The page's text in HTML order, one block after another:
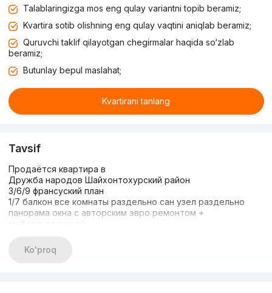
Talablaringizga mos eng qulay variantni topib beramiz;
Kvartira sotib olishning eng qulay vaqtini aniqlab beramiz;
Quruvchi taklif qilayotgan chegirmalar haqida so‘zlab
beramiz;
Butunlay bepul maslahat;
Kvartirani tanlang
Tavsif
Продаётся квартира в
Дружба народов Шайхонтохурский район
3/6/9 франсуский план
1/7 балкон все комнаты раздельно сан узел раздельно
панорама окна с авторским эвро ремонтом +
мебелю техникой
Ориентир метро Миллий бог
Цена 130.000 старт
Ko'proq